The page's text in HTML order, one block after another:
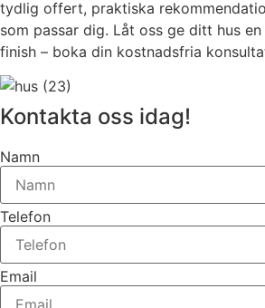
tydlig offert, praktiska
som passar dig. Låt oss ge ditt hus
finish – boka din kostnadsfria
Kontakta oss idag!
Namn
Telefon
Email